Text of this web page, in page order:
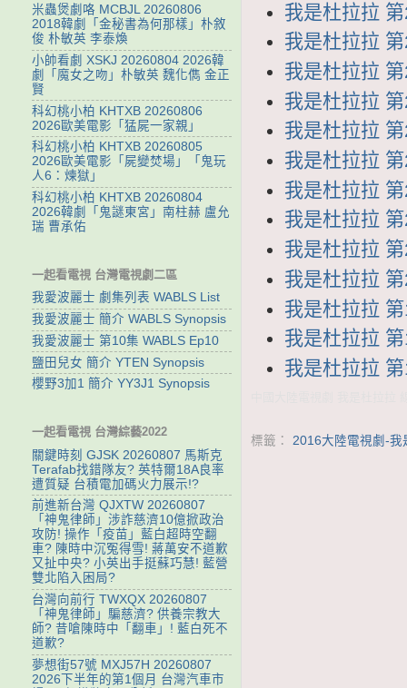
我是杜拉拉
我是杜拉拉
我是杜拉拉
我是杜拉拉
我是杜拉拉
我是杜拉拉
我是杜拉拉
我是杜拉拉
我是杜拉拉
我是杜拉拉
我是杜拉拉
我是杜拉拉
我是杜拉拉
標籤： 2016大陸電視劇-我
米蟲煲劇咯 MCBJL 20260806
2018韓劇「金秘書為何那樣」朴敘
俊 朴敏英 李泰煥
小帥看劇 XSKJ 20260804 2026韓
劇「魔女之吻」朴敏英 魏化儁 金正
賢
科幻桃小柏 KHTXB 20260806
2026歐美電影「猛屍一家親」
科幻桃小柏 KHTXB 20260805
2026歐美電影「屍變焚場」「鬼玩
人6：煉獄」
科幻桃小柏 KHTXB 20260804
2026韓劇「鬼謎東宮」南柱赫 盧允
瑞 曹承佑
一起看電視 台灣電視劇二區
我愛波麗士 劇集列表 WABLS List
我愛波麗士 簡介 WABLS Synopsis
我愛波麗士 第10集 WABLS Ep10
鹽田兒女 簡介 YTEN Synopsis
櫻野3加1 簡介 YY3J1 Synopsis
一起看電視 台灣綜藝2022
關鍵時刻 GJSK 20260807 馬斯克
Terafab找錯隊友? 英特爾18A良率
遭質疑 台積電加碼火力展示!?
前進新台灣 QJXTW 20260807
「神鬼律師」涉詐慈濟10億掀政治
攻防! 操作「疫苗」藍白超時空翻
車? 陳時中沉冤得雪! 蔣萬安不道歉
又扯中央? 小英出手挺蘇巧慧! 藍營
雙北陷入困局?
台灣向前行 TWXQX 20260807
「神鬼律師」騙慈濟? 供養宗教大
師? 昔嗆陳時中「翻車」! 藍白死不
道歉?
夢想街57號 MXJ57H 20260807
2026下半年的第1個月 台灣汽車市